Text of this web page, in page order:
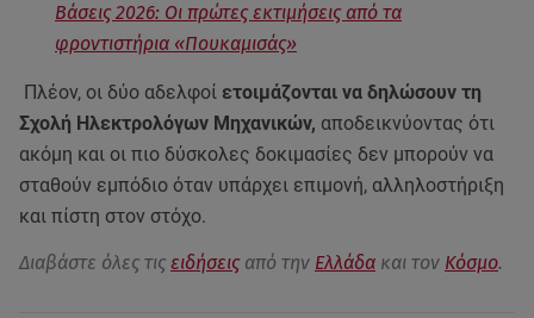
Βάσεις 2026: Οι πρώτες εκτιμήσεις από τα
φροντιστήρια «Πουκαμισάς»
Πλέον, οι δύο αδελφοί ετοιμάζονται να δηλώσουν τη
Σχολή Ηλεκτρολόγων Μηχανικών, αποδεικνύοντας ότι
ακόμη και οι πιο δύσκολες δοκιμασίες δεν μπορούν να
σταθούν εμπόδιο όταν υπάρχει επιμονή, αλληλοστήριξη
και πίστη στον στόχο.
Διαβάστε όλες τις ειδήσεις από την Ελλάδα και τον Κόσμο.